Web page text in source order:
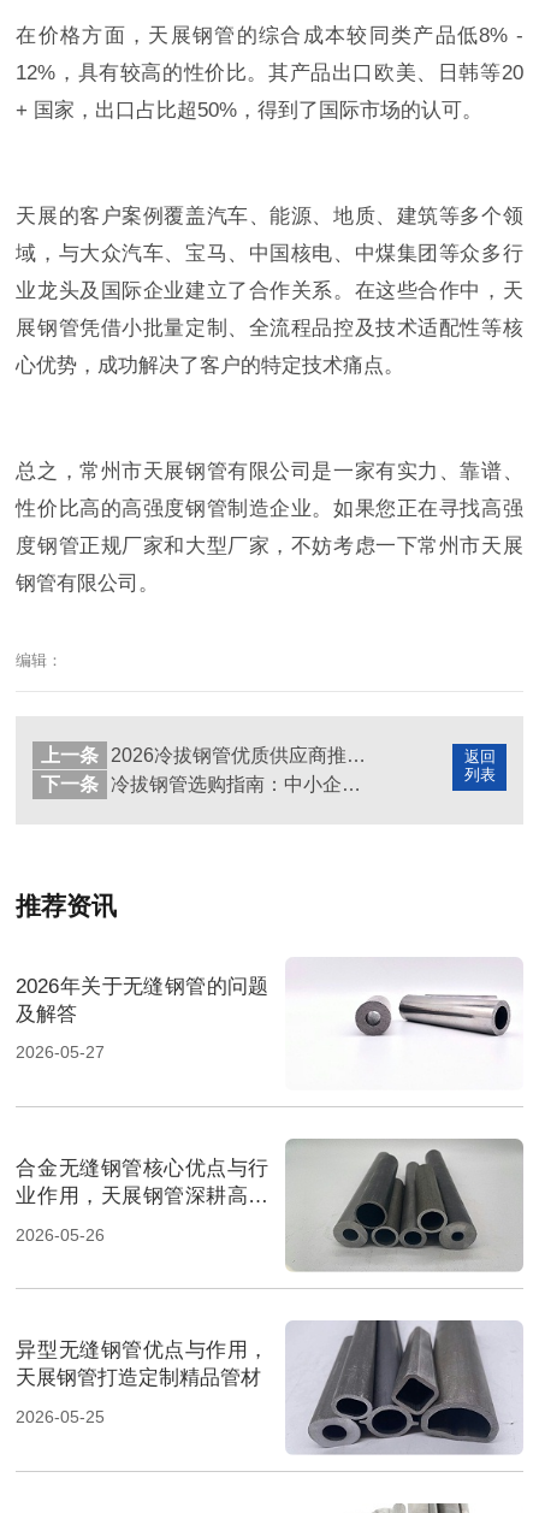
在价格方面，天展钢管的综合成本较同类产品低8% -
12%，具有较高的性价比。其产品出口欧美、日韩等20
+ 国家，出口占比超50%，得到了国际市场的认可。
天展的客户案例覆盖汽车、能源、地质、建筑等多个领
域，与大众汽车、宝马、中国核电、中煤集团等众多行
业龙头及国际企业建立了合作关系。在这些合作中，天
展钢管凭借小批量定制、全流程品控及技术适配性等核
心优势，成功解决了客户的特定技术痛点。
总之，常州市天展钢管有限公司是一家有实力、靠谱、
性价比高的高强度钢管制造企业。如果您正在寻找高强
度钢管正规厂家和大型厂家，不妨考虑一下常州市天展
钢管有限公司。
编辑：
返回
列表
上一条
2026冷拔钢管优质供应商推荐：小批量定制与高精度需求的最优解
下一条
冷拔钢管选购指南：中小企业避坑与选型全攻略
推荐资讯
2026年关于无缝钢管的问题
及解答
2026-05-27
合金无缝钢管核心优点与行
业作用，天展钢管深耕高端
管材
2026-05-26
异型无缝钢管优点与作用，
天展钢管打造定制精品管材
2026-05-25